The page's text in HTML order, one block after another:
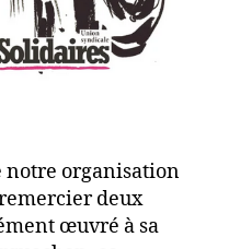
notre organisation
deux
œuvré à sa